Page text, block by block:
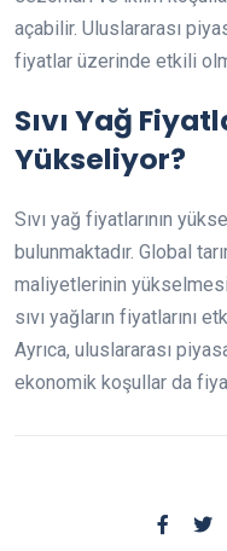
açabilir. Uluslararası
fiyatlar üzerinde etkili
Sıvı Yağ
Yükseliyor?
Sıvı yağ fiyatlarının
bulunmaktadır. Global
maliyetlerinin
sıvı yağların fiyatlarını
Ayrıca, uluslararası
ekonomik koşullar da